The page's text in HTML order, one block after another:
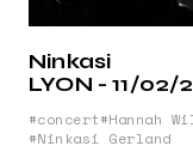
Ninkasi
LYON - 11/02/
concert Hannah
Ninkasi Gerland